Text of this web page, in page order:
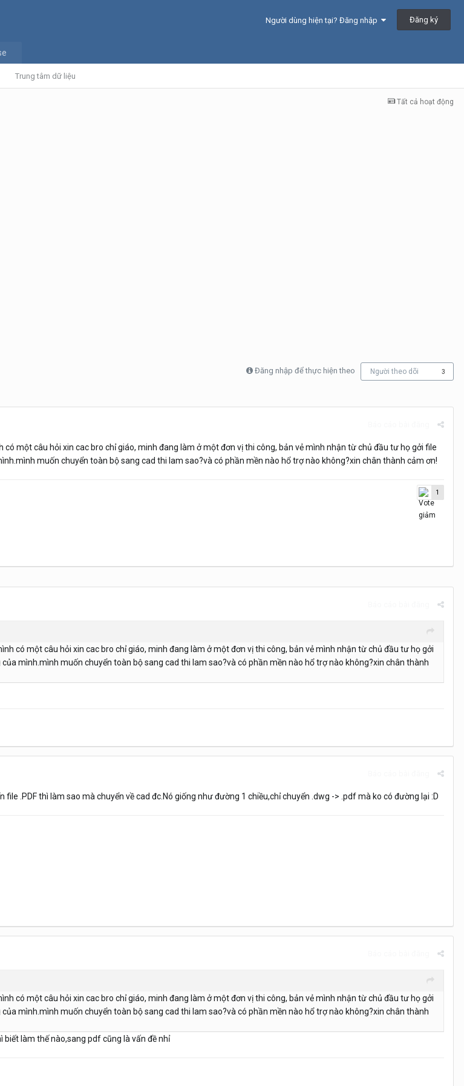
Người dùng hiện tại? Đăng nhập Đăng ký
Trung tâm dữ liệu
Tất cả hoạt động
Đăng nhập để thực hiện theo Người theo dõi 3
một câu hỏi xin cac bro chỉ giáo, minh đang làm ở một đơn vị thi công, bản vẻ mình nhận từ chủ đầu tư họ gởi file
muốn chuyển toàn bộ sang cad thi lam sao?và có phần mền nào hổ trợ nào không?xin chân thành cảm ơn!
1
có một câu hỏi xin cac bro chỉ giáo, minh đang làm ở một đơn vị thi công, bản vẻ mình nhận từ chủ đầu tư họ gởi
mình.mình muốn chuyển toàn bộ sang cad thi lam sao?và có phần mền nào hổ trợ nào không?xin chân thành
.PDF thì làm sao mà chuyển về cad đc.Nó giống như đường 1 chiều,chỉ chuyển .dwg -> .pdf mà ko có đường lại :D
có một câu hỏi xin cac bro chỉ giáo, minh đang làm ở một đơn vị thi công, bản vẻ mình nhận từ chủ đầu tư họ gởi
mình.mình muốn chuyển toàn bộ sang cad thi lam sao?và có phần mền nào hổ trợ nào không?xin chân thành
làm thế nào,sang pdf cũng là vấn đề nhỉ